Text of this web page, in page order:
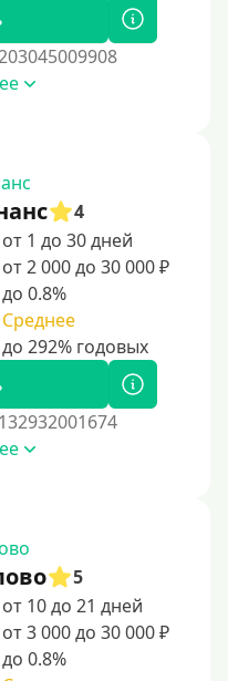
системы
4
от 1 до 30 дней
от 2 000 до 30 000 ₽
до 0.8%
Среднее
5
от 10 до 21 дней
от 3 000 до 30 000 ₽
до 0.8%